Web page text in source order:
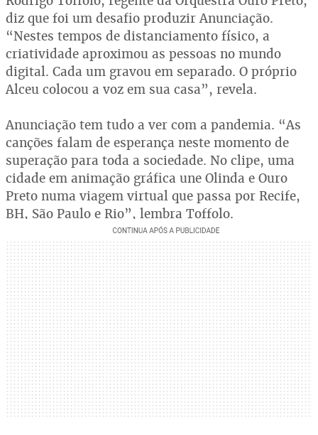
diz que foi um desafio produzir Anunciação.
“Nestes tempos de distanciamento físico, a
criatividade aproximou as pessoas no mundo
digital. Cada um gravou em separado. O próprio
Alceu colocou a voz em sua casa”, revela.
Anunciação tem tudo a ver com a pandemia. “As
canções falam de esperança neste momento de
superação para toda a sociedade. No clipe, uma
cidade em animação gráfica une Olinda e Ouro
Preto numa viagem virtual que passa por Recife,
BH, São Paulo e Rio”, lembra Toffolo.